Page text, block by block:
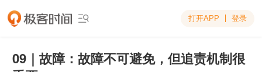
 打开APP 登录
09｜故障：故障不可避免，但追责机制很